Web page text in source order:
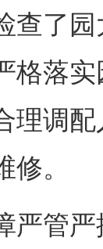
查了
格落
理调
。
严管